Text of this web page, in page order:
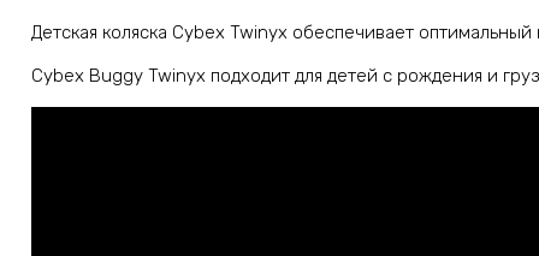
Детская коляска Cybex Twinyx обеспечивает
Cybex Buggy Twinyx подходит для детей с рождения и